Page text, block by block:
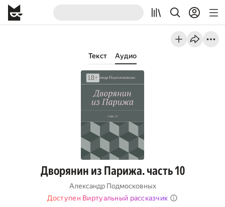
Текст Аудио
Дворянин из Парижа. часть 10
Александр Подмосковных
Доступен Виртуальный рассказчик